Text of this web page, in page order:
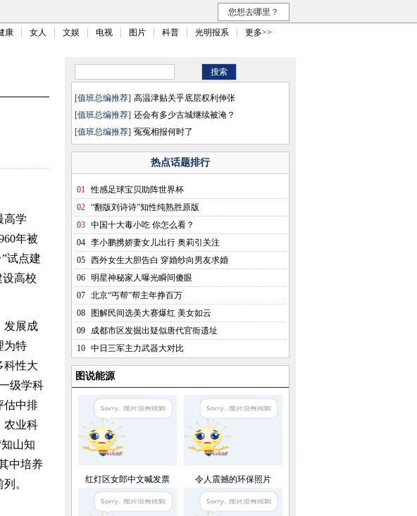
您想去哪里？
康 女人 文娱 电视 图片 科普 光明报系 更多>>
高学
年被
试点建
设高校
发展成
为特
科性大
级学科
估中排
农业科
山知
中培养
。
[值班总编推荐] 高温津贴关乎底层权利伸张
[值班总编推荐] 还会有多少古城继续被淹？
[值班总编推荐] 冤冤相报何时了
热点话题排行
01 性感足球宝贝助阵世界杯
02 “翻版刘诗诗”知性纯熟胜原版
03 中国十大毒小吃 你怎么看？
04 李小鹏携娇妻女儿出行 奥莉引关注
05 西外女生大胆告白 穿婚纱向男友求婚
06 明星神秘家人曝光瞬间傻眼
07 北京“丐帮”帮主年挣百万
08
图解民间选美大赛爆红 美女如云
09
成都市区发掘出疑似唐代官衙遗址
10 中日三军主力武器大对比
图说能源
红灯区女郎中文喊发票 令人震撼的环保照片